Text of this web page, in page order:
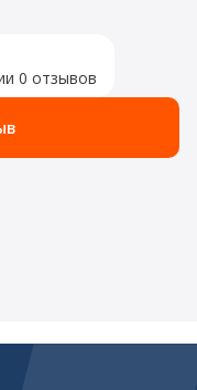
0 отзывов